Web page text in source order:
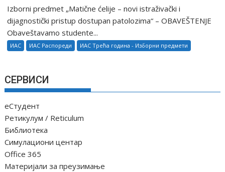
Izborni predmet „Matične ćelije – novi istraživački i
dijagnostički pristup dostupan patolozima“ – OBAVEŠTENJE
Obaveštavamo studente...
ИАС ИАС Распореди ИАС Трећа година - Изборни предмети
СЕРВИСИ
еСтудент
Ретикулум / Reticulum
Библиотека
Симулациони центар
Office 365
Материјали за преузимање